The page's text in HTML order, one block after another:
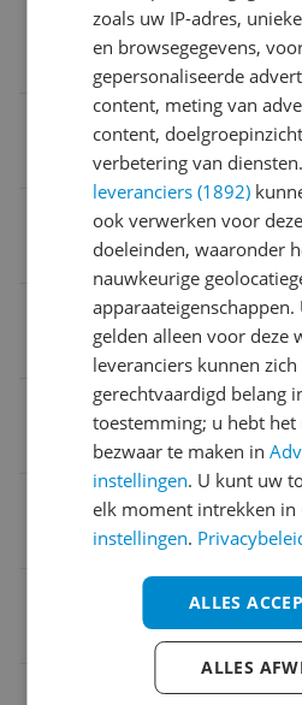
Doelgroep
Kinderen en volwassenen
Bevestigingswijze(s)
Verpakking breedte
37,4 cm
Fabrieksgarantie termijn
Verpakking hoogte
11,2 cm
Naam verantwoordelijke
VAUDE Sport GmbH & Co. KG
Waterdichtheid
zoals uw IP-adres,
en browsegegevens,
gepersonaliseerde
content, meting van
content,
verbetering van diensten.
leveranciers (1892)
ook verwerken voor
doeleinden, waaronder
nauwkeurige
apparaateigenschappen.
gelden alleen voor deze
leveranciers kunnen
gerechtvaardigd belang
toestemming; u hebt het
bezwaar te maken in
instellingen. U kunt uw
elk moment intrekken in
instellingen.
ALLES
ALLES